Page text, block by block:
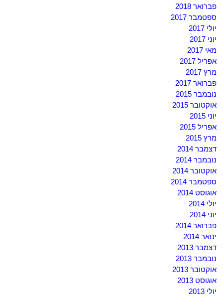
פברואר 2018
ספטמבר 2017
יולי 2017
יוני 2017
מאי 2017
אפריל 2017
מרץ 2017
פברואר 2017
נובמבר 2015
אוקטובר 2015
יוני 2015
אפריל 2015
מרץ 2015
דצמבר 2014
נובמבר 2014
אוקטובר 2014
ספטמבר 2014
אוגוסט 2014
יולי 2014
יוני 2014
פברואר 2014
ינואר 2014
דצמבר 2013
נובמבר 2013
אוקטובר 2013
אוגוסט 2013
יולי 2013